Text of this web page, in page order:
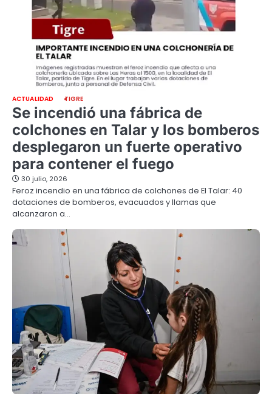
ACTUALIDAD TIGRE
Se incendió una fábrica de
colchones en Talar y los bomberos
desplegaron un fuerte operativo
para contener el fuego
30 julio, 2026
Feroz incendio en una fábrica de colchones de El Talar: 40
dotaciones de bomberos, evacuados y llamas que
alcanzaron a…